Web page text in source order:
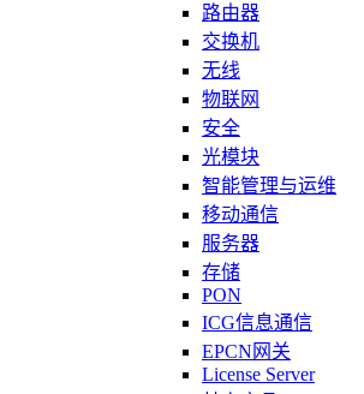
路由器
交换机
无线
物联网
安全
光模块
智能管理与运维
移动通信
服务器
存储
PON
ICG信息通信
EPCN网关
License Server